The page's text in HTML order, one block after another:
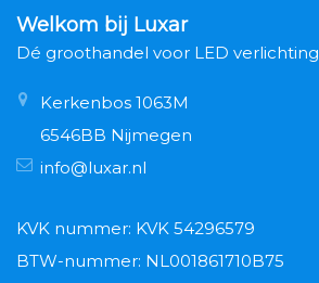
Welkom bij Luxar
Dé groothandel voor LED verlichting
Kerkenbos 1063M
6546BB Nijmegen
info@luxar.nl
KVK nummer: KVK 54296579
BTW-nummer: NL001861710B75